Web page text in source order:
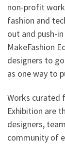
non-profit
fashion and
out and push-
MakeFashion
designers to
as one way to
Works curated
Exhibition are
designers,
community of